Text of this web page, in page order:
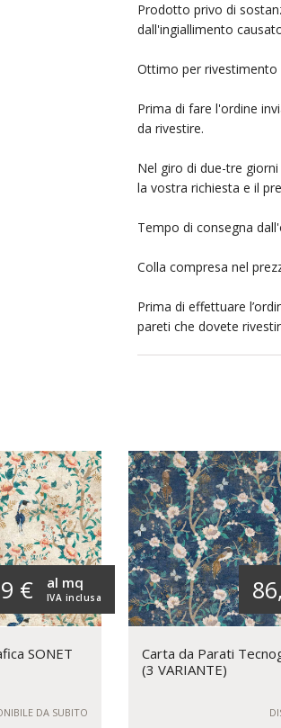
Prodotto privo di
dall'ingiallimento
Ottimo per rivestimento
Prima di fare l'ordine
da rivestire.
Nel giro di due-tre
la vostra richiesta e il
Tempo di consegna
Colla compresa nel
Prima di effettuare
pareti che dovete
€ IVA inclusa
al mq
SONET
DA SUBITO
Carta da Parati
(3 VARIANTE)